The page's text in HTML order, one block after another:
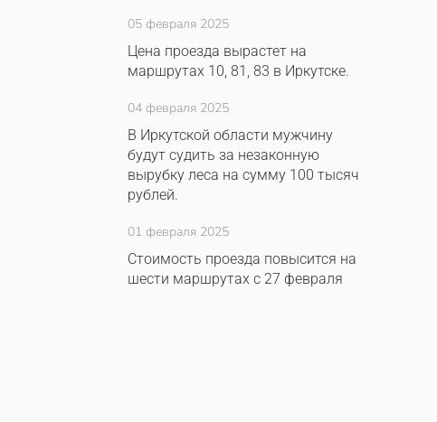
05 февраля 2025
Цена проезда вырастет на
маршрутах 10, 81, 83 в Иркутске.
04 февраля 2025
В Иркутской области мужчину
будут судить за незаконную
вырубку леса на сумму 100 тысяч
рублей.
01 февраля 2025
Стоимость проезда повысится на
шести маршрутах с 27 февраля